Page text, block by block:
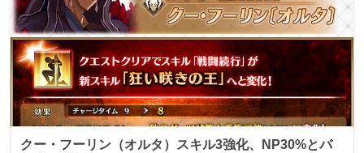
クー・フーリン（オルタ）スキル3強化、NP30%とバ